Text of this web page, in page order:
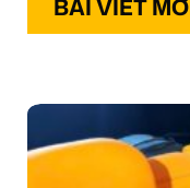
BÀI VIẾT MỚI